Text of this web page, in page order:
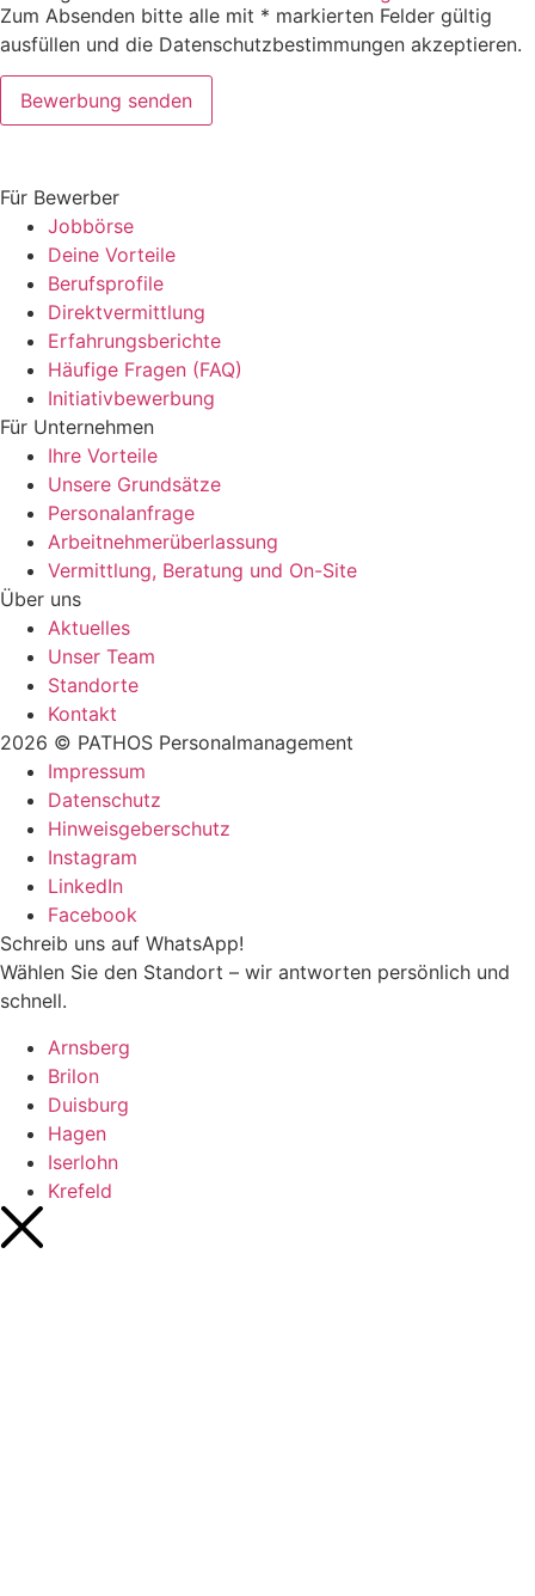
Zum Absenden bitte alle mit * markierten Felder gültig
ausfüllen und die Datenschutzbestimmungen akzeptieren.
Bewerbung senden
Für Bewerber
Jobbörse
Deine Vorteile
Berufsprofile
Direktvermittlung
Erfahrungsberichte
Häufige Fragen (FAQ)
Initiativ­bewerbung
Für Unternehmen
Ihre Vorteile
Unsere Grundsätze
Personal­anfrage
Arbeitnehmer­überlassung
Vermittlung, Beratung und On-Site
Über uns
Aktuelles
Unser Team
Standorte
Kontakt
2026 © PATHOS Personalmanagement
Impressum
Datenschutz
Hinweisgeberschutz
Instagram
LinkedIn
Facebook
Schreib uns auf WhatsApp!
Wählen Sie den Standort – wir antworten persönlich und
schnell.
Arnsberg
Brilon
Duisburg
Hagen
Iserlohn
Krefeld